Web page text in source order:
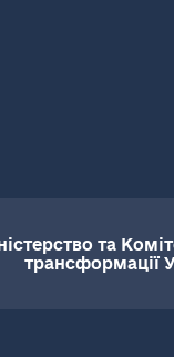
та
трансформації